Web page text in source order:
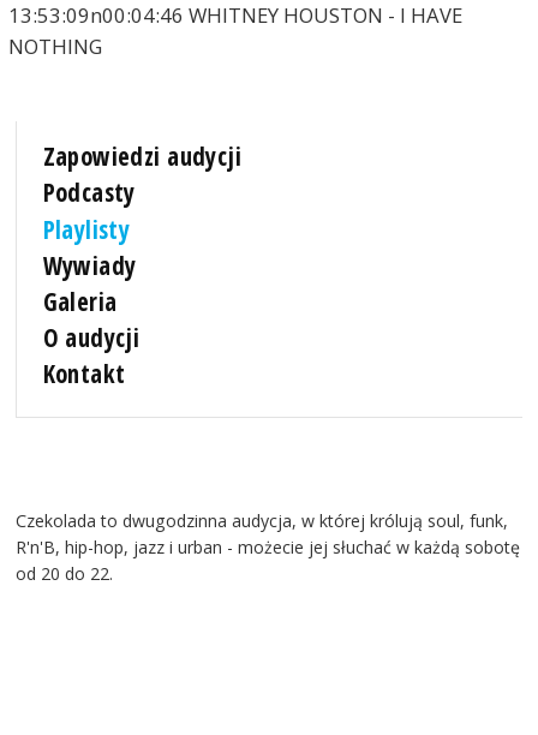
13:53:09n00:04:46 WHITNEY HOUSTON - I HAVE
NOTHING
Zapowiedzi audycji
Podcasty
Playlisty
Wywiady
Galeria
O audycji
Kontakt
Czekolada to dwugodzinna audycja, w której królują soul, funk,
R'n'B, hip-hop, jazz i urban - możecie jej słuchać w każdą sobotę
od 20 do 22.